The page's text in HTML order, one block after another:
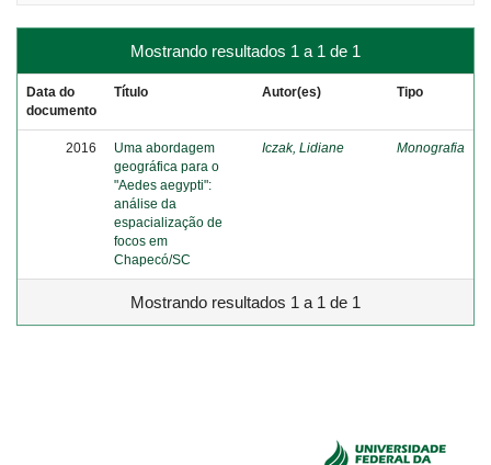
Mostrando resultados 1 a 1 de 1
Data do
documento
Título Autor(es) Tipo
2016
Uma abordagem
geográfica para o
"Aedes aegypti":
análise da
espacialização de
focos em
Chapecó/SC
Iczak, Lidiane Monografia
Mostrando resultados 1 a 1 de 1